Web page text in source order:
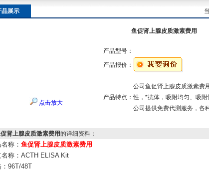
格暖心上线
品展示
鱼促肾上腺皮质激素费用
点击放大
产品型号：
产品报价：
产品特点：
公司鱼促肾上腺皮质激素费
性，*抗体，吸附均匀、吸
公司提供免费代测服务，各
肾上腺皮质激素费用的详细资料：
称： 鱼促肾上腺皮质激素费用
名称：ACTH ELISA Kit
96T/48T